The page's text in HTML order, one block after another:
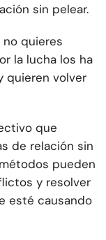
sin pelear.
quieres
la lucha los ha
quieren volver
que
de relación sin
pueden
y resolver
esté causando